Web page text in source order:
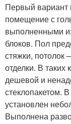
Первый вариант
помещение с
выполненными
блоков. Пол
стяжки, потолок
отделки. В таких
дешевой и
стеклопакетом.
установлен
Выполнена